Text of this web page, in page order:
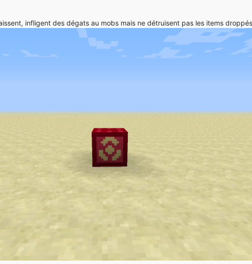
infligent des dégats au mobs mais ne détruisent pas les items